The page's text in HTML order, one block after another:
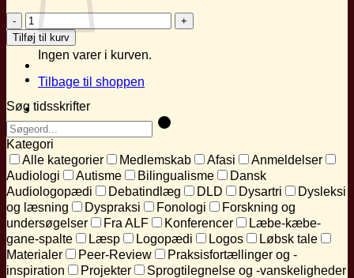
Ingen varer i kurven.
Tilbage til shoppen
Revision
of
the
Minimum
Standards
for
Education
Completed
by
the
Education
Comjmission
Adopted
at
the
General
Assembly
antal
Tilføj til kurv
Søg tidsskrifter
Kategori
Alle kategorier
Medlemskab Afasi
Anmeldelser
Audiologi
Autisme Bilingualisme
Dansk
Audiologopædi
Debatindlæg DLD Dysartri
Dysleksi
og læsning
Dyspraksi Fonologi
Forskning og
undersøgelser
Fra ALF Konferencer
Læbe-kæbe-
gane-spalte
Læsp Logopædi Logos
Løbsk tale
Materialer
Peer-Review
Praksisfortællinger og -
inspiration
Projekter
Sprogtilegnelse og -vanskeligheder